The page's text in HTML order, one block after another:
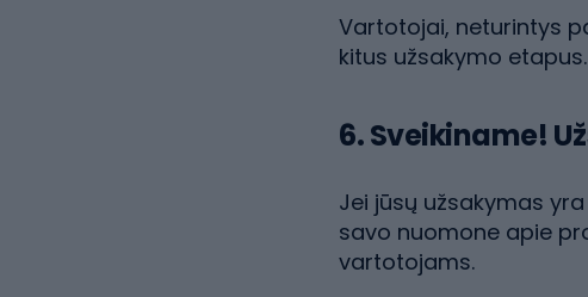
Vartotojai, neturintys
kitus užsakymo etapus.
6. Sveikiname!
Jei jūsų užsakymas
savo nuomone apie
vartotojams.